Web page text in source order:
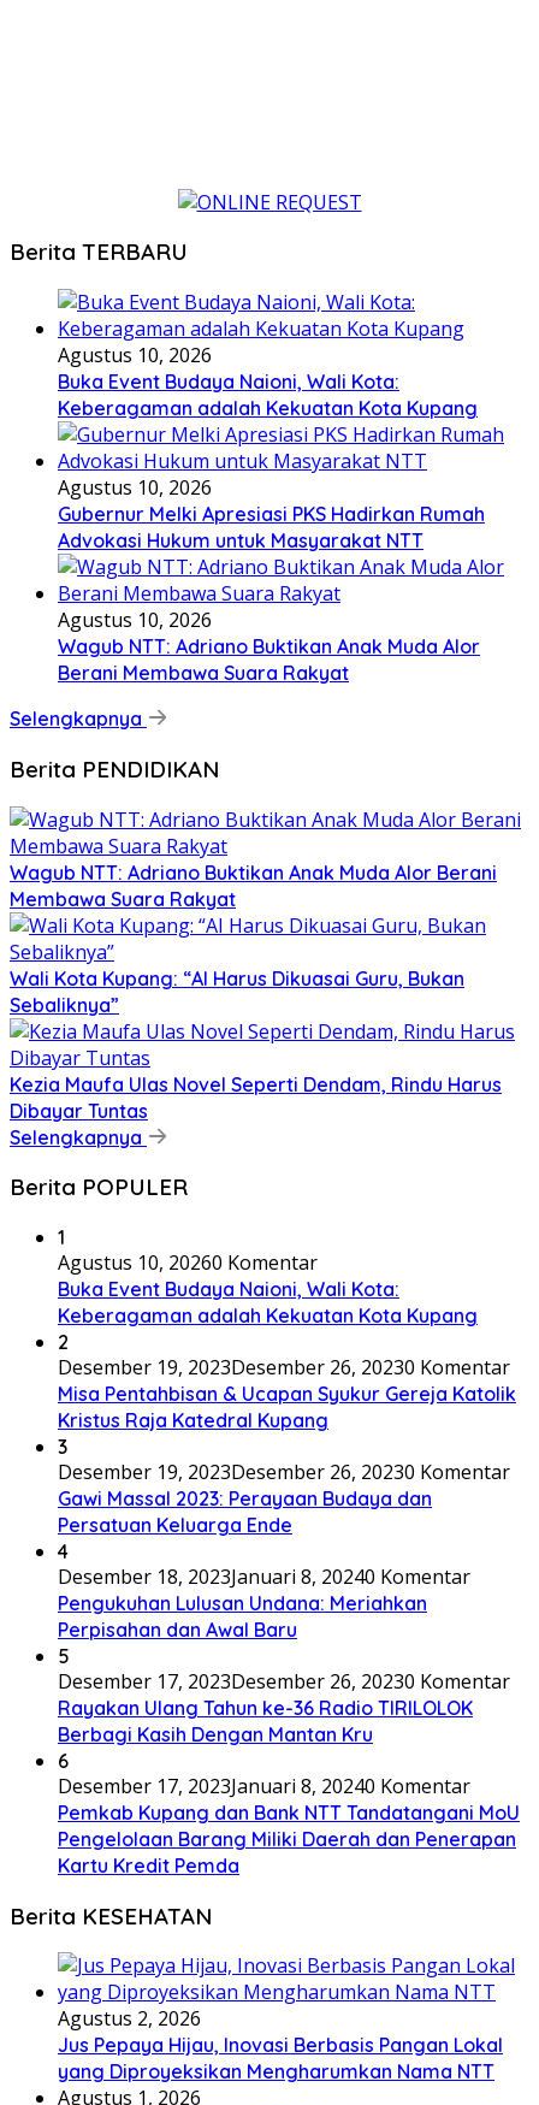
Berita TERBARU
Agustus 10, 2026
Buka Event Budaya Naioni, Wali Kota:
Keberagaman adalah Kekuatan Kota Kupang
Agustus 10, 2026
Gubernur Melki Apresiasi PKS Hadirkan Rumah
Advokasi Hukum untuk Masyarakat NTT
Agustus 10, 2026
Wagub NTT: Adriano Buktikan Anak Muda Alor
Berani Membawa Suara Rakyat
Selengkapnya
Berita PENDIDIKAN
Wagub NTT: Adriano Buktikan Anak Muda Alor Berani
Membawa Suara Rakyat
Wali Kota Kupang: “AI Harus Dikuasai Guru, Bukan
Sebaliknya”
Kezia Maufa Ulas Novel Seperti Dendam, Rindu Harus
Dibayar Tuntas
Selengkapnya
Berita POPULER
1
Agustus 10, 20260 Komentar
Buka Event Budaya Naioni, Wali Kota:
Keberagaman adalah Kekuatan Kota Kupang
2
Desember 19, 2023Desember 26, 20230 Komentar
Misa Pentahbisan & Ucapan Syukur Gereja Katolik
Kristus Raja Katedral Kupang
3
Desember 19, 2023Desember 26, 20230 Komentar
Gawi Massal 2023: Perayaan Budaya dan
Persatuan Keluarga Ende
4
Desember 18, 2023Januari 8, 20240 Komentar
Pengukuhan Lulusan Undana: Meriahkan
Perpisahan dan Awal Baru
5
Desember 17, 2023Desember 26, 20230 Komentar
Rayakan Ulang Tahun ke-36 Radio TIRILOLOK
Berbagi Kasih Dengan Mantan Kru
6
Desember 17, 2023Januari 8, 20240 Komentar
Pemkab Kupang dan Bank NTT Tandatangani MoU
Pengelolaan Barang Miliki Daerah dan Penerapan
Kartu Kredit Pemda
Berita KESEHATAN
Agustus 2, 2026
Jus Pepaya Hijau, Inovasi Berbasis Pangan Lokal
yang Diproyeksikan Mengharumkan Nama NTT
Agustus 1, 2026